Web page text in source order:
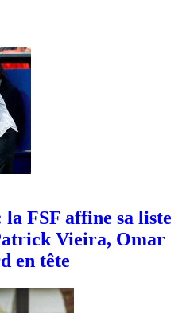
la FSF affine sa liste
Vieira, Omar
en tête